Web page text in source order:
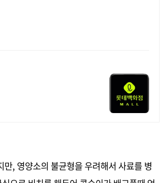
, 영양소의 불균형을 우려해서 사료를 병